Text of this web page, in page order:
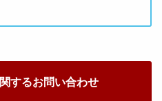
するお問い合わせ